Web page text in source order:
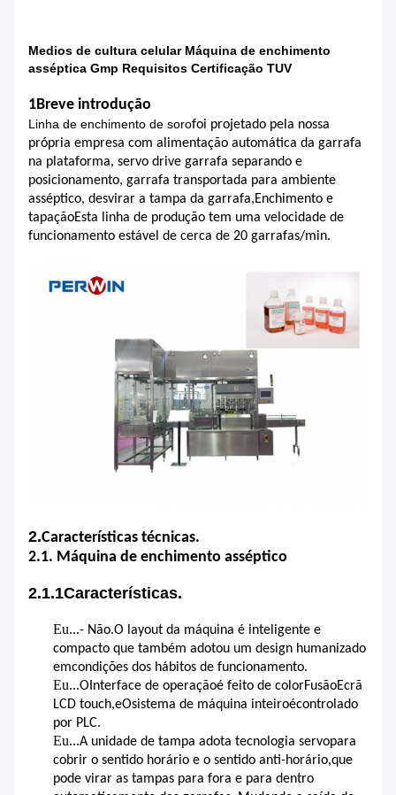
Medios de cultura celular Máquina de enchimento
asséptica Gmp Requisitos Certificação TUV
1Breve introdução
Linha de enchimento de sorofoi projetado pela nossa
própria empresa com alimentação automática da garrafa
na plataforma, servo drive garrafa separando e
posicionamento, garrafa transportada para ambiente
asséptico, desvirar a tampa da garrafa,Enchimento e
tapaçãoEsta linha de produção tem uma velocidade de
funcionamento estável de cerca de 20 garrafas/min.
2.Características técnicas.
2.1. Máquina de enchimento asséptico
2.1.1Características.
Eu...- Não.O layout da máquina é inteligente e
compacto que também adotou um design humanizado
emcondições dos hábitos de funcionamento.
Eu...OInterface de operaçãoé feito de colorFusãoEcrã
LCD touch,eOsistema de máquina inteiroécontrolado
por PLC.
Eu...A unidade de tampa adota tecnologia servopara
cobrir o sentido horário e o sentido anti-horário,que
pode virar as tampas para fora e para dentro